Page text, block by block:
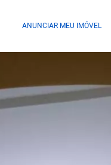
ANUNCIAR MEU IMÓVEL